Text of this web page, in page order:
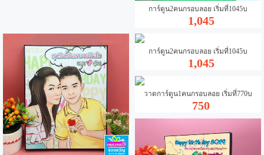
การ์ตูน2คนกรอบลอย เริ่มที่1045บ
1,045
การ์ตูน2คนกรอบลอย เริ่มที่1045บ
1,045
วาดการ์ตูน1คนกรอบลอย เริ่มที่770บ
750